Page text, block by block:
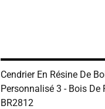
Cendrier En Résine De
Personnalisé 3 - Bois De
BR2812